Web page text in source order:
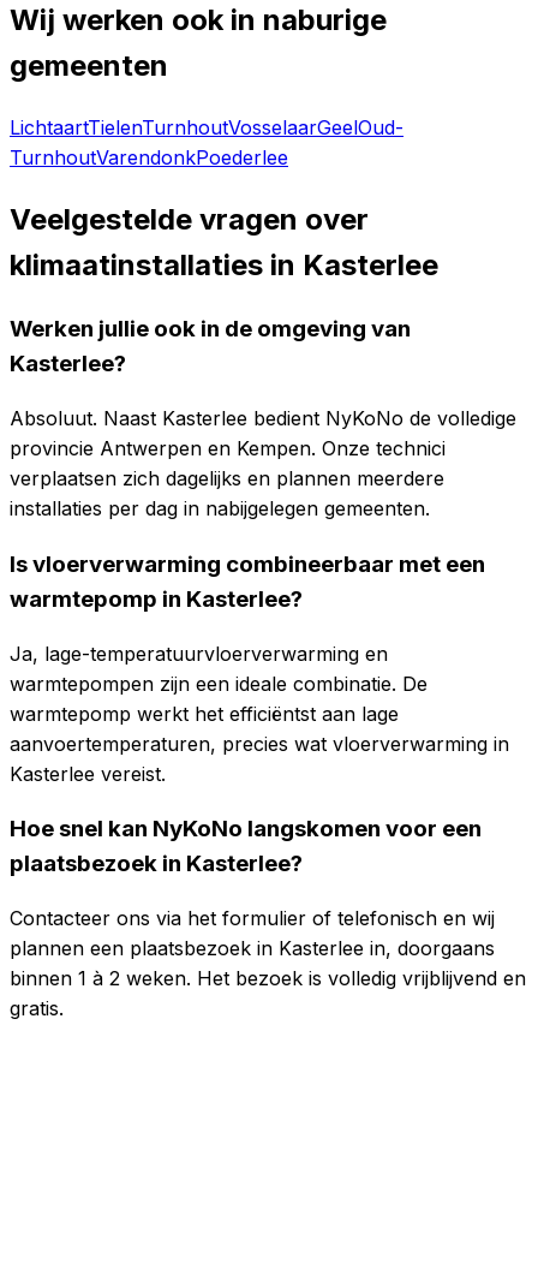
Wij werken ook in naburige
gemeenten
LichtaartTielenTurnhoutVosselaarGeelOud-
TurnhoutVarendonkPoederlee
Veelgestelde vragen over
klimaatinstallaties in Kasterlee
Werken jullie ook in de omgeving van
Kasterlee?
Absoluut. Naast Kasterlee bedient NyKoNo de volledige
provincie Antwerpen en Kempen. Onze technici
verplaatsen zich dagelijks en plannen meerdere
installaties per dag in nabijgelegen gemeenten.
Is vloerverwarming combineerbaar met een
warmtepomp in Kasterlee?
Ja, lage-temperatuurvloerverwarming en
warmtepompen zijn een ideale combinatie. De
warmtepomp werkt het efficiëntst aan lage
aanvoertemperaturen, precies wat vloerverwarming in
Kasterlee vereist.
Hoe snel kan NyKoNo langskomen voor een
plaatsbezoek in Kasterlee?
Contacteer ons via het formulier of telefonisch en wij
plannen een plaatsbezoek in Kasterlee in, doorgaans
binnen 1 à 2 weken. Het bezoek is volledig vrijblijvend en
gratis.